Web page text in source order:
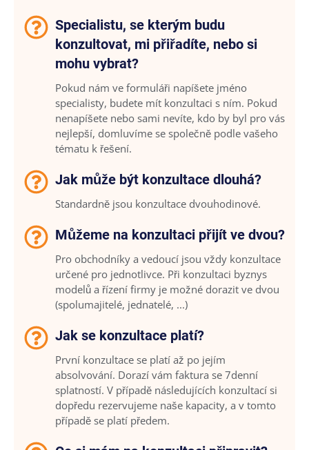
Specialistu, se kterým budu
konzultovat, mi přiřadíte, nebo si
mohu vybrat?
Pokud nám ve formuláři napíšete jméno
specialisty, budete mít konzultaci s ním. Pokud
nenapíšete nebo sami nevíte, kdo by byl pro vás
nejlepší, domluvíme se společně podle vašeho
tématu k řešení.
Jak může být konzultace dlouhá?
Standardně jsou konzultace dvouhodinové.
Můžeme na konzultaci přijít ve dvou?
Pro obchodníky a vedoucí jsou vždy konzultace
určené pro jednotlivce. Při konzultaci byznys
modelů a řízení firmy je možné dorazit ve dvou
(spolumajitelé, jednatelé, ...)
Jak se konzultace platí?
První konzultace se platí až po jejím
absolvování. Dorazí vám faktura se 7denní
splatností. V případě následujících konzultací si
dopředu rezervujeme naše kapacity, a v tomto
případě se platí předem.